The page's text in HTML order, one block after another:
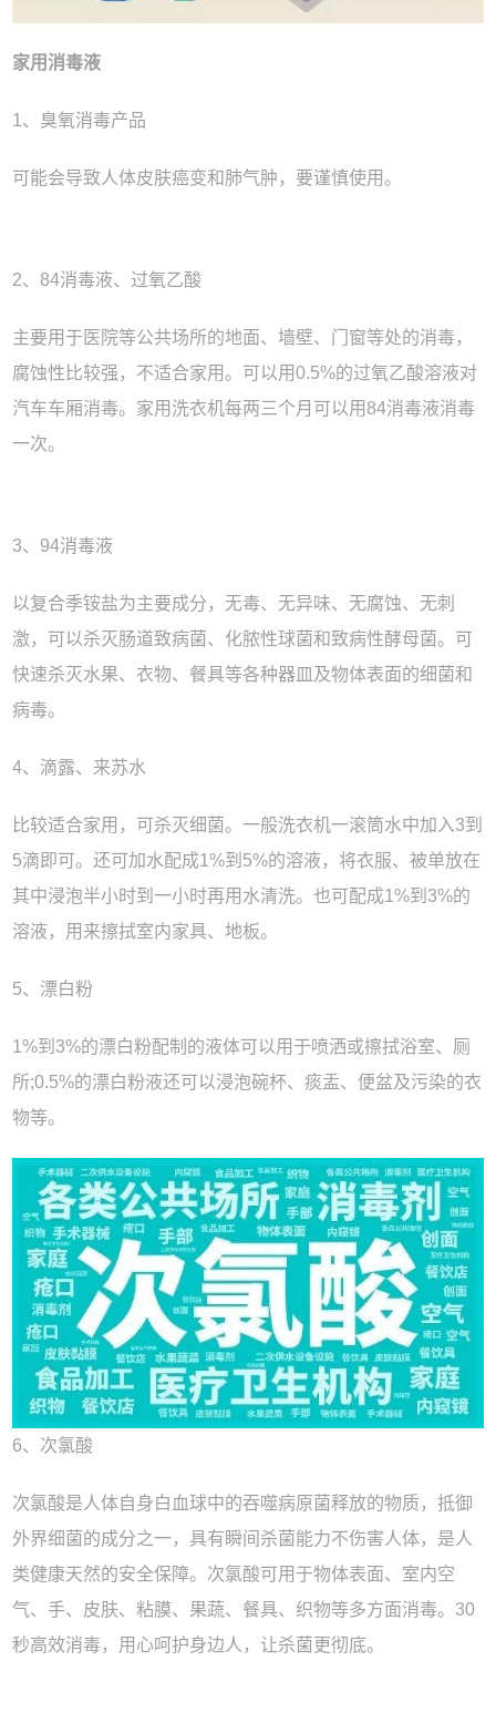
家用消毒液
1、臭氧消毒产品
可能会导致人体皮肤癌变和肺气肿，要谨慎使用。
2、84消毒液、过氧乙酸
主要用于医院等公共场所的地面、墙壁、门窗等处的消毒，
腐蚀性比较强，不适合家用。可以用0.5%的过氧乙酸溶液对
汽车车厢消毒。家用洗衣机每两三个月可以用84消毒液消毒
一次。
3、94消毒液
以复合季铵盐为主要成分，无毒、无异味、无腐蚀、无刺
激，可以杀灭肠道致病菌、化脓性球菌和致病性酵母菌。可
快速杀灭水果、衣物、餐具等各种器皿及物体表面的细菌和
病毒。
4、滴露、来苏水
比较适合家用，可杀灭细菌。一般洗衣机一滚筒水中加入3到
5滴即可。还可加水配成1%到5%的溶液，将衣服、被单放在
其中浸泡半小时到一小时再用水清洗。也可配成1%到3%的
溶液，用来擦拭室内家具、地板。
5、漂白粉
1%到3%的漂白粉配制的液体可以用于喷洒或擦拭浴室、厕
所;0.5%的漂白粉液还可以浸泡碗杯、痰盂、便盆及污染的衣
物等。
6、次氯酸
次氯酸是人体自身白血球中的吞噬病原菌释放的物质，抵御
外界细菌的成分之一，具有瞬间杀菌能力不伤害人体，是人
类健康天然的安全保障。次氯酸可用于物体表面、室内空
气、手、皮肤、粘膜、果蔬、餐具、织物等多方面消毒。30
秒高效消毒，用心呵护身边人，让杀菌更彻底。